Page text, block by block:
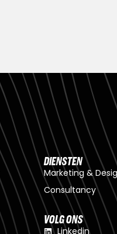
DIENSTEN
Marketing &
Consultancy
VOLG ONS
Linkedin